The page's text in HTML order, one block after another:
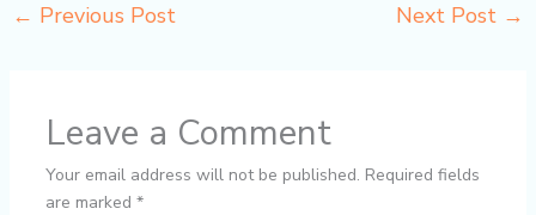
← Previous Post Next Post →
Leave a Comment
Your email address will not be published. Required fields
are marked *